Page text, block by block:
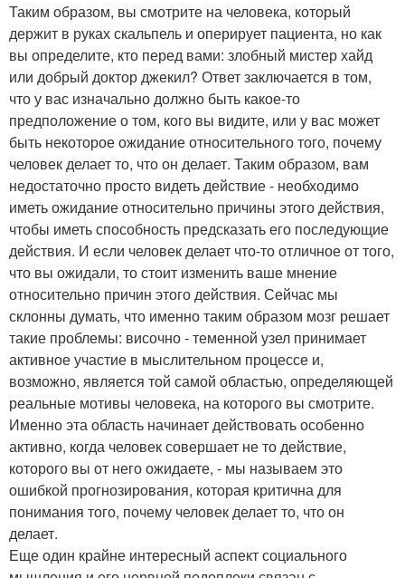
Таким образом, вы смотрите на человека, который
держит в руках скальпель и оперирует пациента, но как
вы определите, кто перед вами: злобный мистер хайд
или добрый доктор джекил? Ответ заключается в том,
что у вас изначально должно быть какое-то
предположение о том, кого вы видите, или у вас может
быть некоторое ожидание относительного того, почему
человек делает то, что он делает. Таким образом, вам
недостаточно просто видеть действие - необходимо
иметь ожидание относительно причины этого действия,
чтобы иметь способность предсказать его последующие
действия. И если человек делает что-то отличное от того,
что вы ожидали, то стоит изменить ваше мнение
относительно причин этого действия. Сейчас мы
склонны думать, что именно таким образом мозг решает
такие проблемы: височно - теменной узел принимает
активное участие в мыслительном процессе и,
возможно, является той самой областью, определяющей
реальные мотивы человека, на которого вы смотрите.
Именно эта область начинает действовать особенно
активно, когда человек совершает не то действие,
которого вы от него ожидаете, - мы называем это
ошибкой прогнозирования, которая критична для
понимания того, почему человек делает то, что он
делает.
Еще один крайне интересный аспект социального